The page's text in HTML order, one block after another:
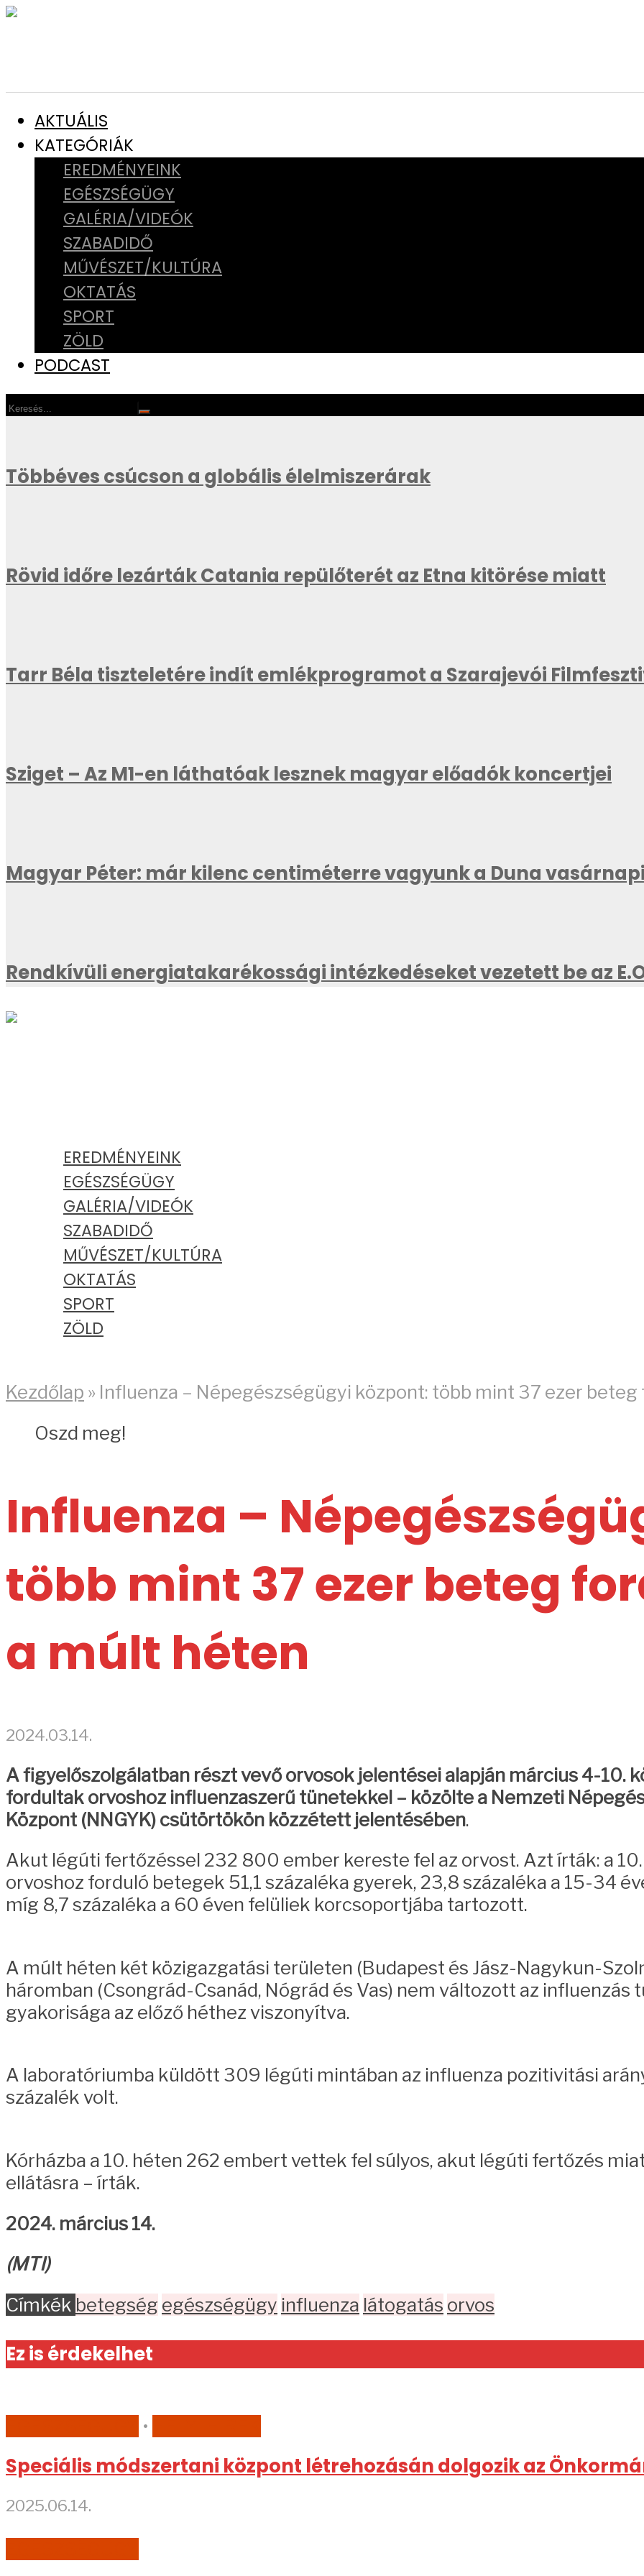
AKTUÁLIS
KATEGÓRIÁK
EREDMÉNYEINK
EGÉSZSÉGÜGY
GALÉRIA/VIDEÓK
SZABADIDŐ
MŰVÉSZET/KULTÚRA
OKTATÁS
SPORT
ZÖLD
PODCAST
Többéves csúcson a globális élelmiszerárak
Rövid időre lezárták Catania repülőterét az Etna kitörése miatt
Tarr Béla tiszteletére indít emlékprogramot a Szarajevói
Sziget – Az M1-en láthatóak lesznek magyar előadók koncertjei
Magyar Péter: már kilenc centiméterre vagyunk a Duna
Rendkívüli energiatakarékossági intézkedéseket vezetett be az
EREDMÉNYEINK
EGÉSZSÉGÜGY
GALÉRIA/VIDEÓK
SZABADIDŐ
MŰVÉSZET/KULTÚRA
OKTATÁS
SPORT
ZÖLD
Kezdőlap » Influenza – Népegészségügyi központ: több mint 37 ezer
Oszd meg!
Influenza –
több mint 37 ezer beteg
a múlt héten
2024.03.14.
A figyelőszolgálatban részt vevő orvosok jelentései alapján március 4-10.
fordultak orvoshoz influenzaszerű tünetekkel – közölte a Nemzeti
Központ (NNGYK) csütörtökön közzétett jelentésében.
Akut légúti fertőzéssel 232 800 ember kereste fel az orvost. Azt írták: a
orvoshoz forduló betegek 51,1 százaléka gyerek, 23,8 százaléka a 15-34
míg 8,7 százaléka a 60 éven felüliek korcsoportjába tartozott.
A múlt héten két közigazgatási területen (Budapest és Jász-Nagykun-
háromban (Csongrád-Csanád, Nógrád és Vas) nem változott az
gyakorisága az előző héthez viszonyítva.
A laboratóriumba küldött 309 légúti mintában az influenza pozitivitási
százalék volt.
Kórházba a 10. héten 262 embert vettek fel súlyos, akut légúti fertőzés
ellátásra – írták.
2024. március 14.
(MTI)
Címkék betegség egészségügy influenza látogatás orvos
Ez is érdekelhet
•
Speciális módszertani központ létrehozásán dolgozik az
2025.06.14.